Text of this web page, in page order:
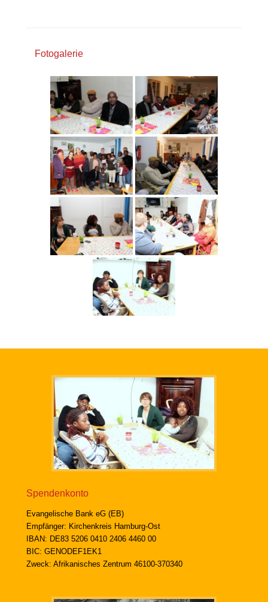
Fotogalerie
Spendenkonto
Evangelische Bank eG (EB)
Empfänger: Kirchenkreis Hamburg-Ost
IBAN: DE83 5206 0410 2406 4460 00
BIC: GENODEF1EK1
Zweck: Afrikanisches Zentrum 46100-370340